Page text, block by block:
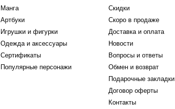
Манга
Артбуки
Игрушки и фигурки
Одежда и аксессуары
Сертификаты
Популярные персонажи
Скидки
Скоро в продаже
Доставка и оплата
Новости
Вопросы и ответы
Обмен и возврат
Подарочные закладки
Договор оферты
Контакты